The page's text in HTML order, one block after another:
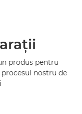
produs pentru
nostru de